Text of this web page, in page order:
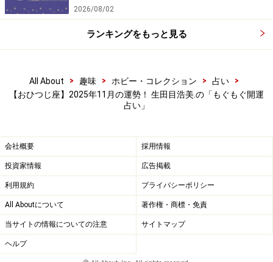
2026/08/02
ランキングをもっと見る
All About > 趣味 > ホビー・コレクション > 占い
>
【おひつじ座】2025年11月の運勢！ 生田目浩美.の「もぐもぐ開運
占い」
会社概要 採用情報
投資家情報 広告掲載
利用規約 プライバシーポリシー
All Aboutについて 著作権・商標・免責
当サイトの情報についての注意 サイトマップ
ヘルプ